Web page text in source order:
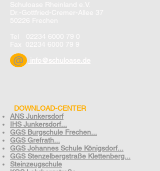
Schuloase Rheinland e.V.
Dr.-Gottfried-Cremer-Allee 37
50226 Frechen
Tel
02234 6000 79 0
Fax 02234 6000 79 9
info@schuloase.de
@
DOWNLOAD-CENTER
ANS Junkersdorf
IHS Junkersdorf...
GGS Burgschule Frechen...
GGS Grefrath...
GGS Johannes Schule Königsdorf...
GGS Stenzelbergstraße Klettenberg...
Steinzeugschule